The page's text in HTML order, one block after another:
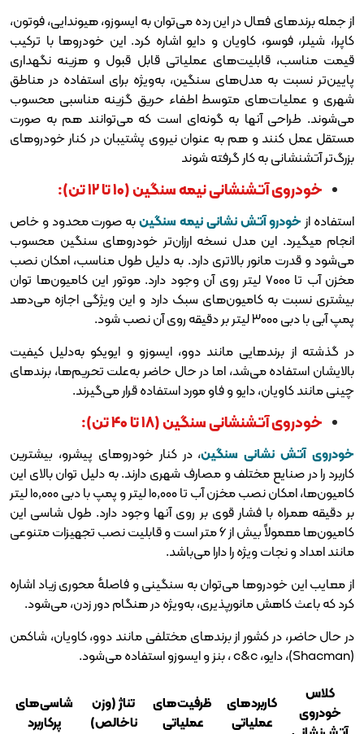
در این رده می‌توان به ایسوزو، هیوندایی، فوتون،
کاویان و دایو اشاره کرد. این خودروها با ترکیب
عملیاتی قابل قبول و هزینه نگهداری
مدل‌های سنگین، به‌ویژه برای استفاده در مناطق
متوسط اطفاء حریق گزینه مناسبی محسوب
به گونه‌ای است که می‌توانند هم به صورت
هم به عنوان نیروی پشتیبان در کنار خودروهای
کار گرفته شوند
نیمه سنگین (۱۰ تا ۱۲ تن):
نشانی نیمه سنگینبه صورت محدود و خاص
مدل نسخه‌ ارزان‌تر خودروهای سنگین محسوب
بالاتری دارد. به ‌دلیل طول مناسب، امکان نصب
مخزن آب تا ۷۰۰۰ لیتر روی آن وجود دارد. موتور این کامیون‌ها توان
سبک دارد و این ویژگی اجازه می‌دهد
مانند دوو، ایسوزو و ایویکو به‌دلیل کیفیت
می‌شد، اما در حال حاضر به‌علت تحریم‌ها، برندهای
دایو و فاو مورد استفاده قرار می‌گیرند.
سنگین (۱۸ تا ۴۰ تن):
سنگین، در کنار خودروهای پیشرو، بیشترین
مختلف و مصارف شهری دارند. به دلیل توان بالای این
کامیون‌ها، امکان نصب مخزن آب تا ۱۰,۰۰۰ لیتر و پمپ با دبی ۱۰,۰۰۰ لیتر
فشار قوی بر روی آنها وجود دارد. طول شاسی این
کامیون‌ها معمولاً بیش از ۶ متر است و قابلیت نصب تجهیزات متنوعی
ویژه را دارا می‌باشد.
می‌توان به سنگینی و فاصلهٔ محوری زیاد اشاره
به‌ویژه در هنگام دور زدن، می‌شود.
از برندهای مختلفی مانند دوو، کاویان، شاکمن
ظرفیت‌های
عملیاتی
تناژ (وزن
ناخالص)
شاسی‌های
پرکاربرد